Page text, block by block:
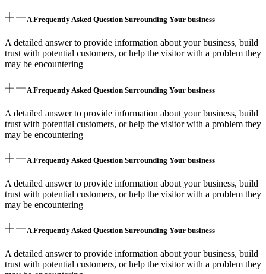
A Frequently Asked Question Surrounding Your business
A detailed answer to provide information about your business, build
trust with potential customers, or help the visitor with a problem they
may be encountering
A Frequently Asked Question Surrounding Your business
A detailed answer to provide information about your business, build
trust with potential customers, or help the visitor with a problem they
may be encountering
A Frequently Asked Question Surrounding Your business
A detailed answer to provide information about your business, build
trust with potential customers, or help the visitor with a problem they
may be encountering
A Frequently Asked Question Surrounding Your business
A detailed answer to provide information about your business, build
trust with potential customers, or help the visitor with a problem they